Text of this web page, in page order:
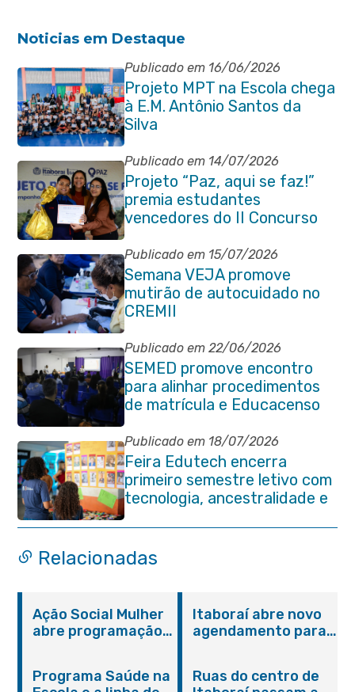
Noticias em Destaque
Publicado em 16/06/2026
Projeto MPT na Escola chega
à E.M. Antônio Santos da
Silva
Publicado em 14/07/2026
Projeto “Paz, aqui se faz!”
premia estudantes
vencedores do II Concurso
de Contos em Itaboraí
Publicado em 15/07/2026
Semana VEJA promove
mutirão de autocuidado no
CREMII
Publicado em 22/06/2026
SEMED promove encontro
para alinhar procedimentos
de matrícula e Educacenso
2026
Publicado em 18/07/2026
Feira Edutech encerra
primeiro semestre letivo com
tecnologia, ancestralidade e
protagonismo estudantil em
Itaboraí
Relacionadas
Ação Social Mulher
abre programação
serviços gratuitos e
Itaboraí abre novo
agendamento para
Programa Saúde na
Ruas do centro de